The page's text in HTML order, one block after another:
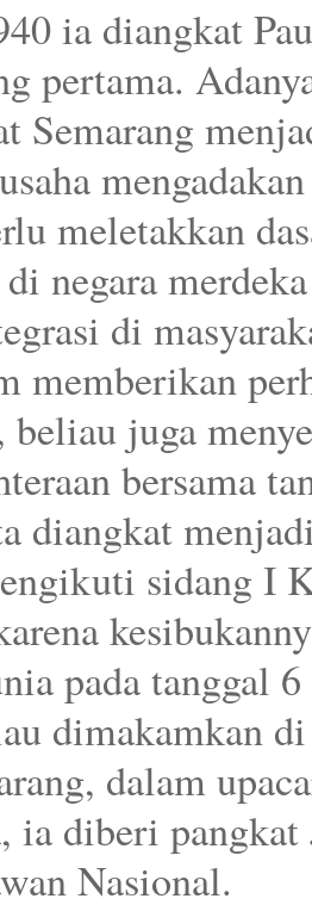
ia diangkat
pertama.
Semarang
meletakkan
negara
di
memberikan
juga
bersama
diangkat
sidang I
pada tanggal
dimakamkan
dalam
ia diberi
Nasional.